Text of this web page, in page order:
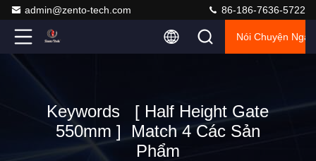
admin@zento-tech.com 86-186-7636-5722
Nói Chuyện Ngay.
Keywords [ Half Height Gate
550mm ] Match 4 Các Sản
Phẩm